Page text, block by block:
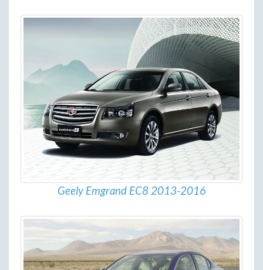
Geely Emgrand EC8 2013-2016